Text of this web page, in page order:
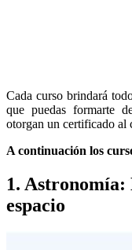
Cada curso brindará
que puedas formarte
otorgan un certificado al
A continuación los
1.
espacio